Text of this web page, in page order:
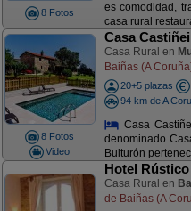
8 Fotos
es comodidad,
casa rural
8 Fotos
Video
Casa
Casa Rural en
Baiñas (A
20+5 plazas
94 km de A
Casa
denominado
Buiturón
Hotel
Casa Rural en
de Baiñas (A